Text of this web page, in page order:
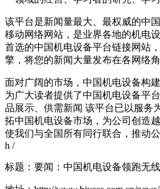
该平台是新闻量最大、最权威的中
移动网络网站，是业界各地的机电
首选的中国机电设备平台链接网站
擎，将您的新闻大量发布在各网络角
面对广阔的市场，中国机电设备构
为广大读者提供了中国机电设备平
品展示、供需新闻 该平台已以服务
拓中国机电设备市场，为公司创造
使我们与全国所有同行联合，推动
h /
标题：要闻：中国机电设备领跑无